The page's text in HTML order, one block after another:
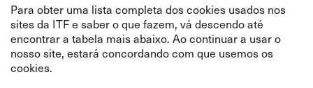
Para obter uma lista completa dos cookies usados nos
sites da ITF e saber o que fazem, vá descendo até
encontrar a tabela mais abaixo. Ao continuar a usar o
nosso site, estará concordando com que usemos os
cookies.